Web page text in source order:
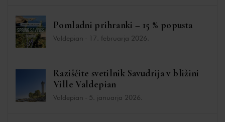
Pomladni prihranki – 15 % popusta
Valdepian - 17. februarja 2026.
Raziščite svetilnik Savudrija v bližini
Ville Valdepian
Valdepian - 5. januarja 2026.